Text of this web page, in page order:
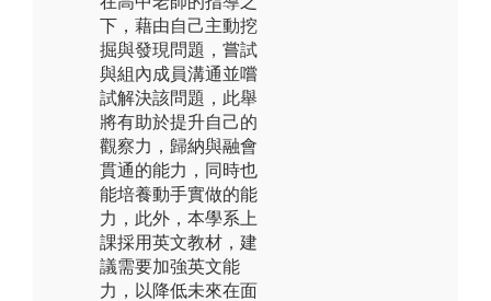
下，藉由自己主動挖
掘與發現問題，嘗試
與組內成員溝通並嚐
試解決該問題，此舉
將有助於提升自己的
觀察力，歸納與融會
貫通的能力，同時也
能培養動手實做的能
力，此外，本學系上
課採用英文教材，建
議需要加強英文能
力，以降低未來在面